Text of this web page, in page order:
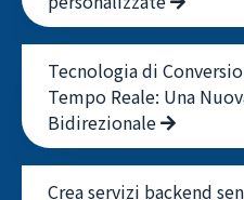
Sviluppo di applicazioni
personalizzate
Tecnologia di
Tempo Reale: Una
Bidirezionale